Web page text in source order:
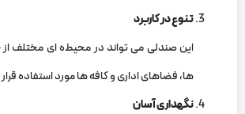
تنوع در کاربرد
این صندلی می ‌تواند در محیط‌ه ای مختلف از
‌ها، فضاهای اداری و کافه‌ ها مورد استفاده قرار
نگهداری آسان